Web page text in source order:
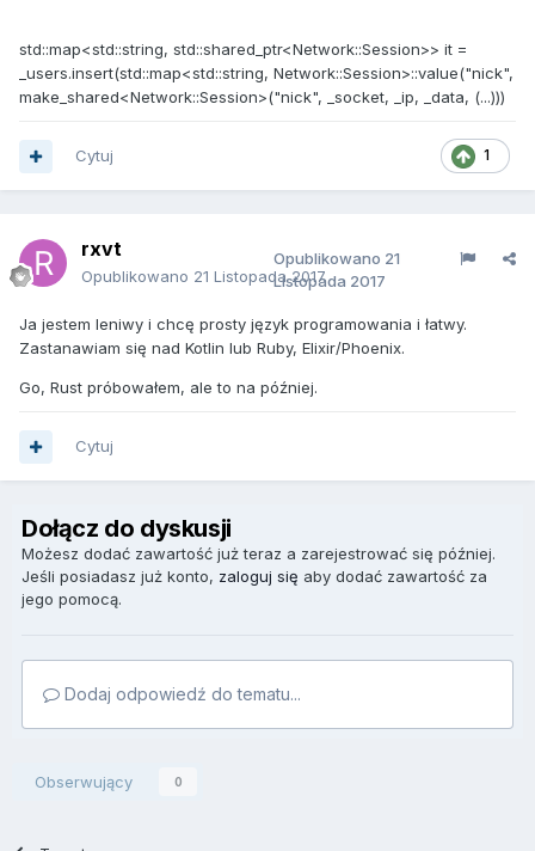
std::map<std::string, std::shared_ptr<Network::Session>> it =
_users.insert(std::map<std::string, Network::Session>::value("nick",
make_shared<Network::Session>("nick", _socket, _ip, _data, (...)))
1
Cytuj
rxvt
Opublikowano 21 Listopada 2017
Opublikowano 21
Listopada 2017
Ja jestem leniwy i chcę prosty język programowania i łatwy.
Zastanawiam się nad Kotlin lub Ruby, Elixir/Phoenix.
Go, Rust próbowałem, ale to na później.
Cytuj
Dołącz do dyskusji
Możesz dodać zawartość już teraz a zarejestrować się później.
Jeśli posiadasz już konto, zaloguj się aby dodać zawartość za
jego pomocą.
Dodaj odpowiedź do tematu...
Obserwujący 0